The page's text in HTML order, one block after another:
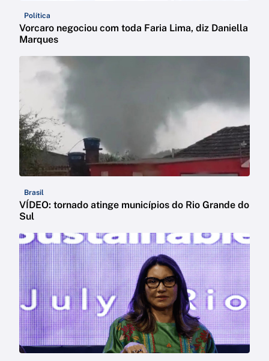
Política
Vorcaro negociou com toda Faria Lima, diz Daniella
Marques
Brasil
VÍDEO: tornado atinge municípios do Rio Grande do
Sul